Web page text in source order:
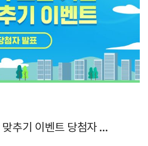
기 이벤트 당첨자 발표